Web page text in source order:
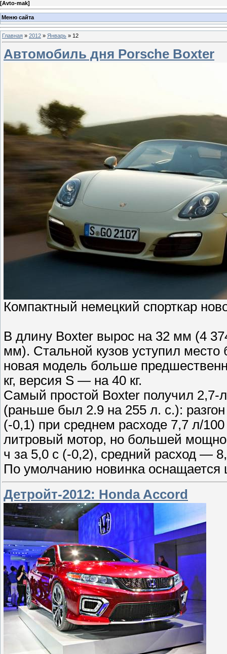
[Avto-mak]
Меню сайта
Главная » 2012 » Январь » 12
Автомобиль дня Porsche Boxter
Компактный немецкий спорткар
В длину Boxter вырос на 32 мм (4
мм). Стальной кузов уступил
новая модель больше
кг, версия S — на 40 кг.
Самый простой Boxter получил 2,7-
(раньше был 2.9 на 255 л. с.):
(-0,1) при среднем расходе 7,7 л/
литровый мотор, но большей
ч за 5,0 с (-0,2), средний расход —
По умолчанию новинка оснащается
Детройт-2012: Honda Accord